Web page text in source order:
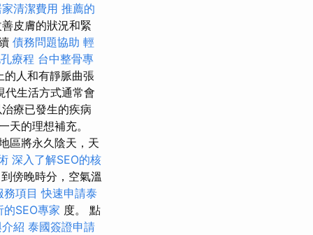
清潔費用 推薦的
皮膚的狀況和緊
債務問題協助 輕
療程 台中整骨專
的人和有靜脈曲張
代生活方式通常會
療已發生的疾病
天的理想補充。
區將永久陰天，天
深入了解SEO的核
傍晚時分，空氣溫
項目 快速申請泰
SEO專家 度。 點
紹 泰國簽證申請